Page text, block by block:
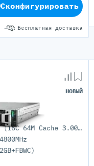
Бесплатная доставка
Сконфигурировать
НОВЫЙ
1x AMD EPYC 9124 (16C 64M Cache 3.00 GHz)